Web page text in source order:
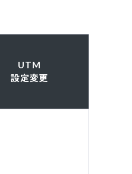
UTM
設定変更